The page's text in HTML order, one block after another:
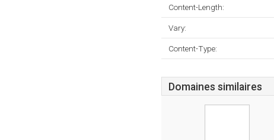
Content-Length:
Vary:
Content-Type:
Domaines similaires